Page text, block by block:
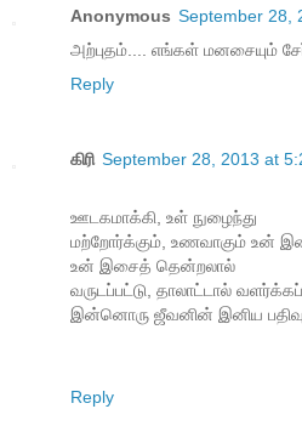
Anonymous September 28,
அற்புதம்.... எங்கள் மனசையும்
Reply
கிரி September 28, 2013 at
ஊடகமாக்கி, உள் நுழைந்து
மற்றோர்க்கும், உணவாகும் உன்
உன் இசைத் தென்றலால்
வருடப்பட்டு, தாலாட்டால்
இன்னொரு ஜீவனின் இனிய
Reply